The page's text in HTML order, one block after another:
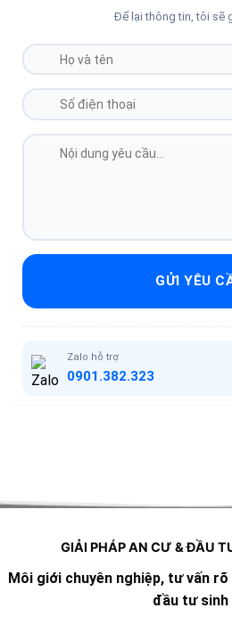
Để lại thông tin, tôi sẽ
GỬI YÊU
Zalo hỗ trợ
0901.382.323
GIẢI PHÁP AN CƯ & ĐẦU
Môi giới chuyên nghiệp, tư vấn
đầu tư sinh